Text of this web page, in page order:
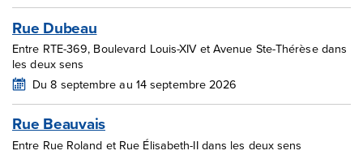
Rue Dubeau
Entre RTE-369, Boulevard Louis-XIV et Avenue Ste-Thérèse dans
les deux sens
Du 8 septembre au 14 septembre 2026
Rue Beauvais
Entre Rue Roland et Rue Élisabeth-II dans les deux sens